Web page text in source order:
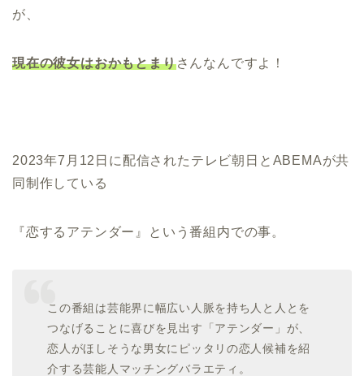
が、
現在の彼女はおかもとまりさんなんですよ！
2023年7月12日に配信されたテレビ朝日とABEMAが共
同制作している
『恋するアテンダー』という番組内での事。
この番組は芸能界に幅広い人脈を持ち人と人とを
つなげることに喜びを見出す「アテンダー」が、
恋人がほしそうな男女にピッタリの恋人候補を紹
介する芸能人マッチングバラエティ。